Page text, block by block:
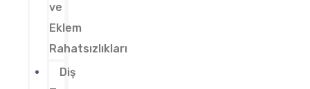
ve
Eklem
Rahatsızlıkları
Diş